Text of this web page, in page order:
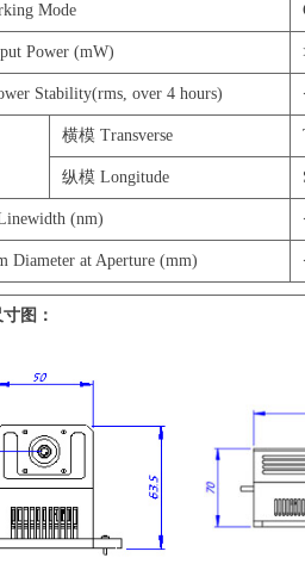
Mode
Power (mW)
Stability(rms, over 4 hours)
横模 Transverse
纵模 Longitude
(nm)
Diameter at Aperture (mm)
图：